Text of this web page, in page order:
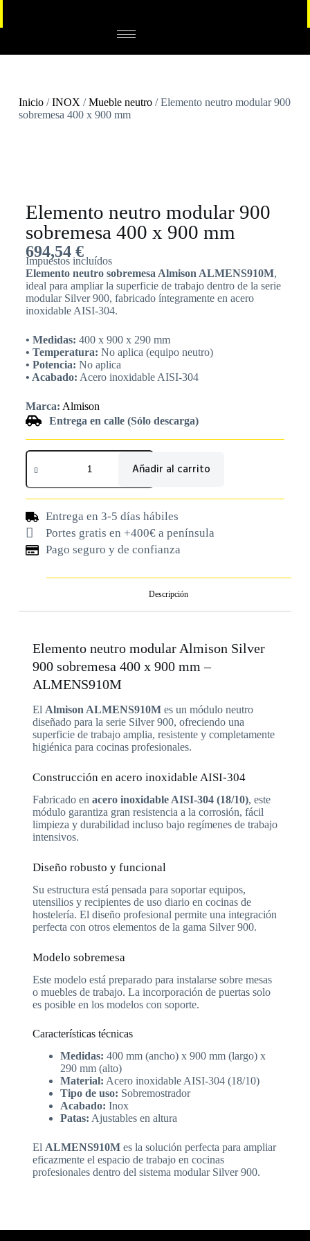
Inicio/INOX /Mueble neutro/ Elemento neutro modular 900
sobremesa 400 x 900 mm
Elemento neutro modular 900
sobremesa 400 x 900 mm
694,54 €
Impuestos incluídos
Elemento neutro sobremesa Almison ALMENS910M,
ideal para ampliar la superficie de trabajo dentro de la serie
modular Silver 900, fabricado íntegramente en acero
inoxidable AISI-304.
• Medidas: 400 x 900 x 290 mm
• Temperatura: No aplica (equipo neutro)
• Potencia: No aplica
• Acabado: Acero inoxidable AISI-304
Marca: Almison
Entrega en calle (Sólo descarga)
Añadir al carrito
Entrega en 3-5 días hábiles
Portes gratis en +400€ a península
Pago seguro y de confianza
Descripción
Elemento neutro modular Almison Silver
900 sobremesa 400 x 900 mm –
ALMENS910M
El Almison ALMENS910Mes un módulo neutro
diseñado para la serie Silver 900, ofreciendo una
superficie de trabajo amplia, resistente y completamente
higiénica para cocinas profesionales.
Construcción en acero inoxidable AISI-304
Fabricado en acero inoxidable AISI-304 (18/10), este
módulo garantiza gran resistencia a la corrosión, fácil
limpieza y durabilidad incluso bajo regímenes de trabajo
intensivos.
Diseño robusto y funcional
Su estructura está pensada para soportar equipos,
utensilios y recipientes de uso diario en cocinas de
hostelería. El diseño profesional permite una integración
perfecta con otros elementos de la gama Silver 900.
Modelo sobremesa
Este modelo está preparado para instalarse sobre mesas
o muebles de trabajo. La incorporación de puertas solo
es posible en los modelos con soporte.
Características técnicas
Medidas: 400 mm (ancho) x 900 mm (largo) x
290 mm (alto)
Material: Acero inoxidable AISI-304 (18/10)
Tipo de uso: Sobremostrador
Acabado: Inox
Patas: Ajustables en altura
El ALMENS910Mes la solución perfecta para ampliar
eficazmente el espacio de trabajo en cocinas
profesionales dentro del sistema modular Silver 900.